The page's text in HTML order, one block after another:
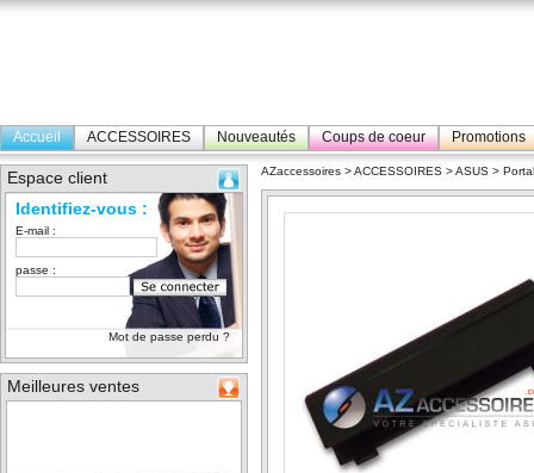
Accueil ACCESSOIRES Nouveautés Coups de coeur Promotions
Espace client
Identifiez-vous :
E-mail :
passe :
Mot de passe perdu ?
Meilleures ventes
AZaccessoires >ACCESSOIRES >ASUS >